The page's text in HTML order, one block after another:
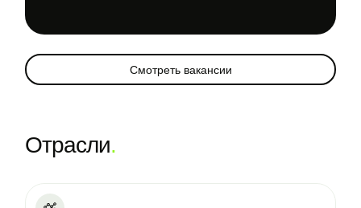
Смотреть вакансии
Отрасли.